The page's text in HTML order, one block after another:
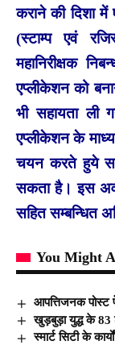
कराने की दिशा
(स्टाम्प एवं
महानिरीक्षक
एप्लीकेशन को
भी सहायता ली
एप्लीकेशन के
चयन करते हुये
सकता है। इस
सहित सम्बन्धित
You Might
आपत्तिजनक
खुड़बुड़ा युद्ध के 83
स्मार्ट सिटी के